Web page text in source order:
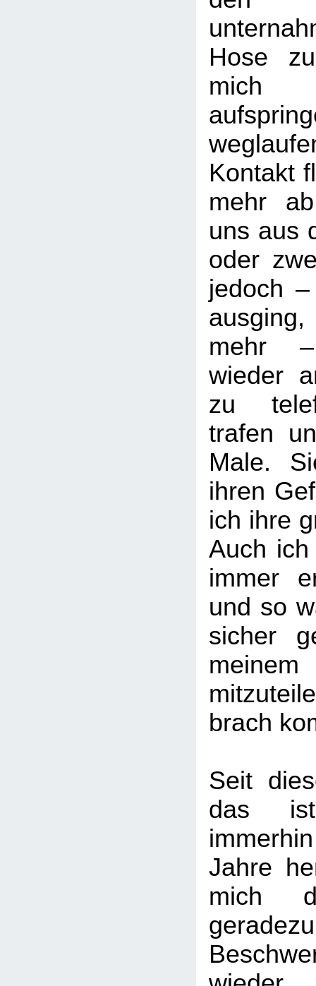
Hose
Kontakt
mehr
uns aus
oder
jedoch
mehr
wieder
zu
trafen
Male.
ihren
ich ihre
Auch
immer
und so
sicher
brach
Seit
das ist
Jahre
mich